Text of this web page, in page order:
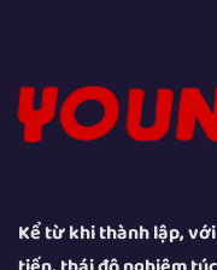
Kể từ khi thành lập,